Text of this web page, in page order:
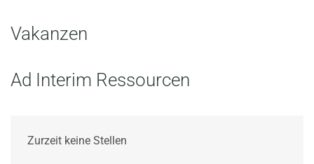
Vakanzen
Ad Interim Ressourcen
Zurzeit keine Stellen